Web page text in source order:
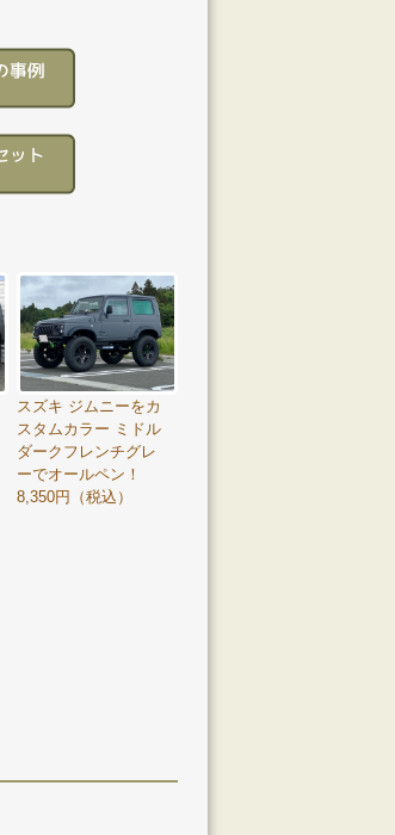
スズキ ジムニーをカ
スタムカラー ミドル
ダークフレンチグレ
ーでオールペン！
8,350円（税込）